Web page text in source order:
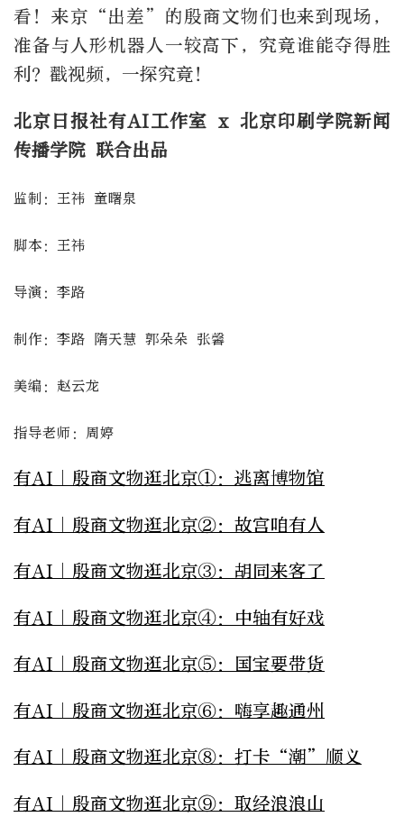
看！来京“出差”的殷商文物们也来到现场，
准备与人形机器人一较高下，究竟谁能夺得胜
利？戳视频，一探究竟！
北京日报社有AI工作室 x 北京印刷学院新闻
传播学院 联合出品
监制：王祎 童曙泉
脚本：王祎
导演：李路
制作：李路 隋天慧 郭朵朵 张馨
美编：赵云龙
指导老师：周婷
有AI｜殷商文物逛北京①：逃离博物馆
有AI｜殷商文物逛北京②：故宫咱有人
有AI｜殷商文物逛北京③：胡同来客了
有AI｜殷商文物逛北京④：中轴有好戏
有AI｜殷商文物逛北京⑤：国宝要带货
有AI｜殷商文物逛北京⑥：嗨享趣通州
有AI｜殷商文物逛北京⑧：打卡“潮”顺义
有AI｜殷商文物逛北京⑨：取经浪浪山